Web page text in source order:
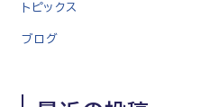
ョ
ン
トピックス
ブログ